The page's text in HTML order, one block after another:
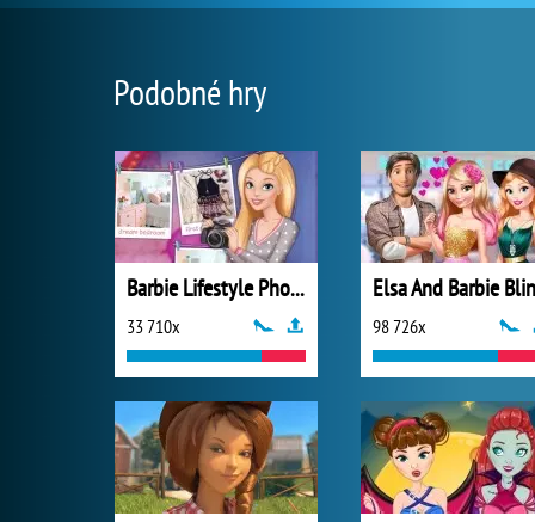
Podobné hry
Barbie Lifestyle Photographer
33 710x 98 726x